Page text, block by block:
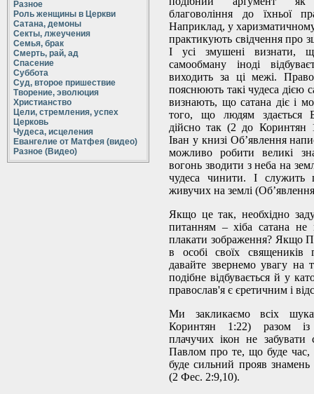
Разное
Роль женщины в Церкви
Сатана, демоны
Секты, лжеучения
Семья, брак
Смерть, рай, ад
Спасение
Суббота
Суд, второе пришествие
Творение, эволюция
Христианство
Цели, стремления, успех
Церковь
Чудеса, исцеления
Евангелие от Матфея (видео)
Разное (Видео)
благовоління до їхньої
Наприклад, у
практикують свідчення про
І усі змушені визнати,
самообману іноді
виходить за ці межі.
пояснюють такі чудеса дією
визнають, що сатана діє і
того, що людям
дійсно так (2 до Коринтян
Іван у книзі Об’явлення
можливо робити великі
вогонь зводити з неба на
чудеса чинити. І служить
живучих на землі
Якщо це так, необхідно
питанням – хіба сатана не
плакати зображення? Якщо
в особі своїх священиків
давайте звернемо увагу
подібне відбувається й у
православ'я є єретичним і
Ми закликаємо всіх
Коринтян 1:22) разом із
плачучих ікон не забувати
Павлом про те, що буде час,
буде сильний прояв знамень
(2 Фес. 2:9,10).